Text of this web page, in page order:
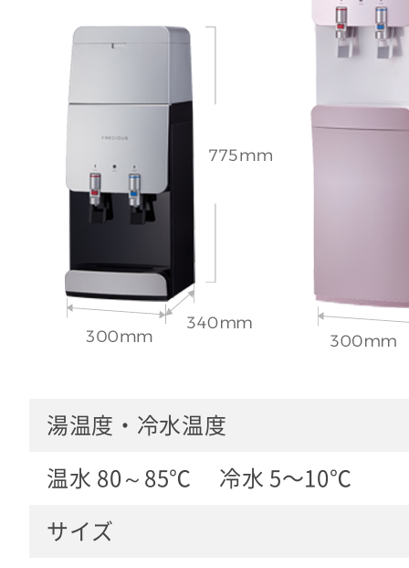
湯温度・冷水温度
温水 80～85℃ 冷水 5〜10℃
サイズ